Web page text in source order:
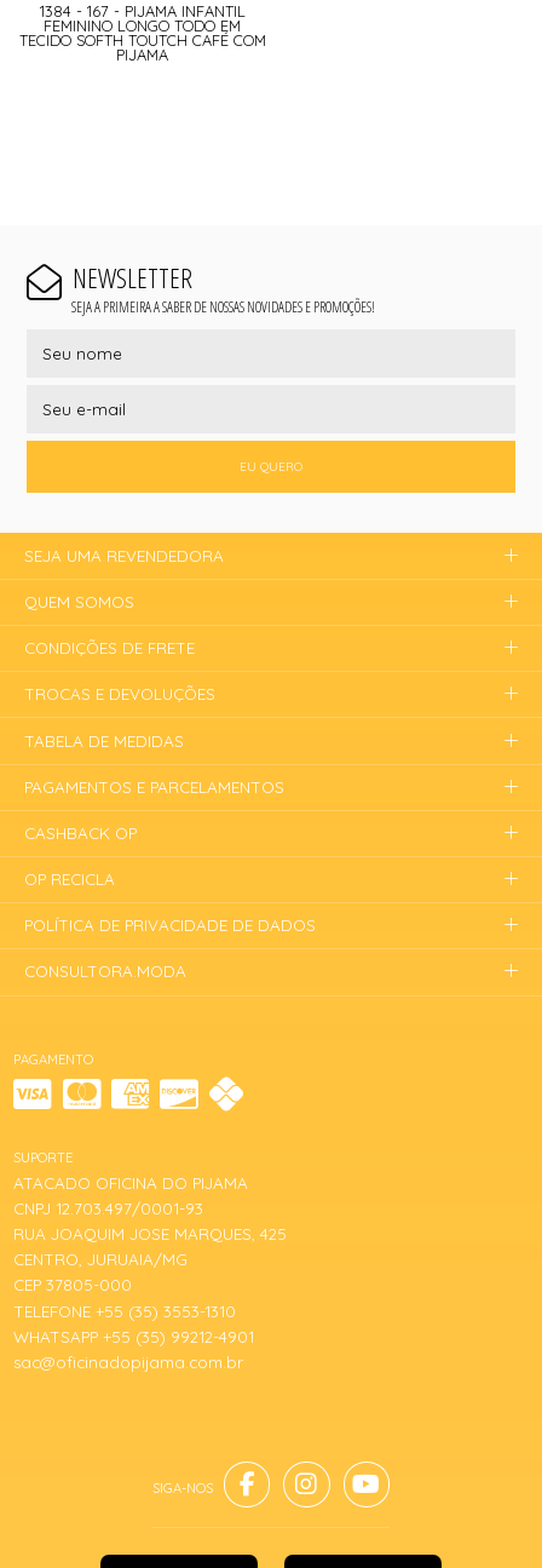
1384 - 167 - PIJAMA INFANTIL
FEMININO LONGO TODO EM
TECIDO SOFTH TOUTCH CAFÉ COM
PIJAMA
NEWSLETTER
SEJA A PRIMEIRA A SABER DE NOSSAS NOVIDADES E PROMOÇÕES!
EU QUERO
PAGAMENTO
SUPORTE
ATACADO OFICINA DO PIJAMA
CNPJ 12.703.497/0001-93
RUA JOAQUIM JOSE MARQUES, 425
CENTRO, JURUAIA/MG
CEP 37805-000
TELEFONE +55 (35) 3553-1310
WHATSAPP +55 (35) 99212-4901
sac@oficinadopijama.com.br
SEJA UMA REVENDEDORA
QUEM SOMOS
CONDIÇÕES DE FRETE
TROCAS E DEVOLUÇÕES
TABELA DE MEDIDAS
PAGAMENTOS E PARCELAMENTOS
CASHBACK OP
OP RECICLA
POLÍTICA DE PRIVACIDADE DE DADOS
CONSULTORA.MODA